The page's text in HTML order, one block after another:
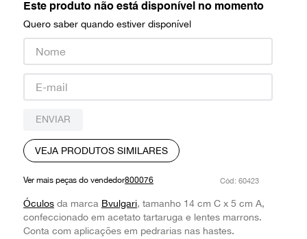
Este produto não está disponível no momento
Quero saber quando estiver disponível
ENVIAR
VEJA PRODUTOS SIMILARES
Ver mais peças do vendedor800076 : 60423
Óculos da marca Bvulgari, tamanho 14 cm C x 5 cm A,
confeccionado em acetato tartaruga e lentes marrons.
Conta com aplicações em pedrarias nas hastes.
valentino
paula raia
burberry
prada